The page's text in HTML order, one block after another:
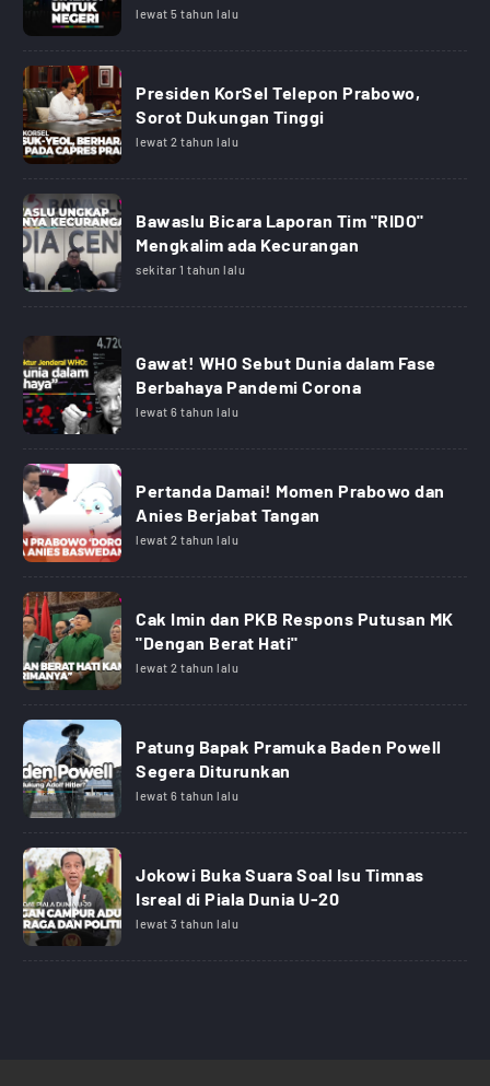
lewat 5 tahun lalu
Presiden KorSel Telepon Prabowo,
Sorot Dukungan Tinggi
lewat 2 tahun lalu
Bawaslu Bicara Laporan Tim "RIDO"
Mengkalim ada Kecurangan
sekitar 1 tahun lalu
Gawat! WHO Sebut Dunia dalam Fase
Berbahaya Pandemi Corona
lewat 6 tahun lalu
Pertanda Damai! Momen Prabowo dan
Anies Berjabat Tangan
lewat 2 tahun lalu
Cak Imin dan PKB Respons Putusan MK
"Dengan Berat Hati"
lewat 2 tahun lalu
Patung Bapak Pramuka Baden Powell
Segera Diturunkan
lewat 6 tahun lalu
Jokowi Buka Suara Soal Isu Timnas
Isreal di Piala Dunia U-20
lewat 3 tahun lalu